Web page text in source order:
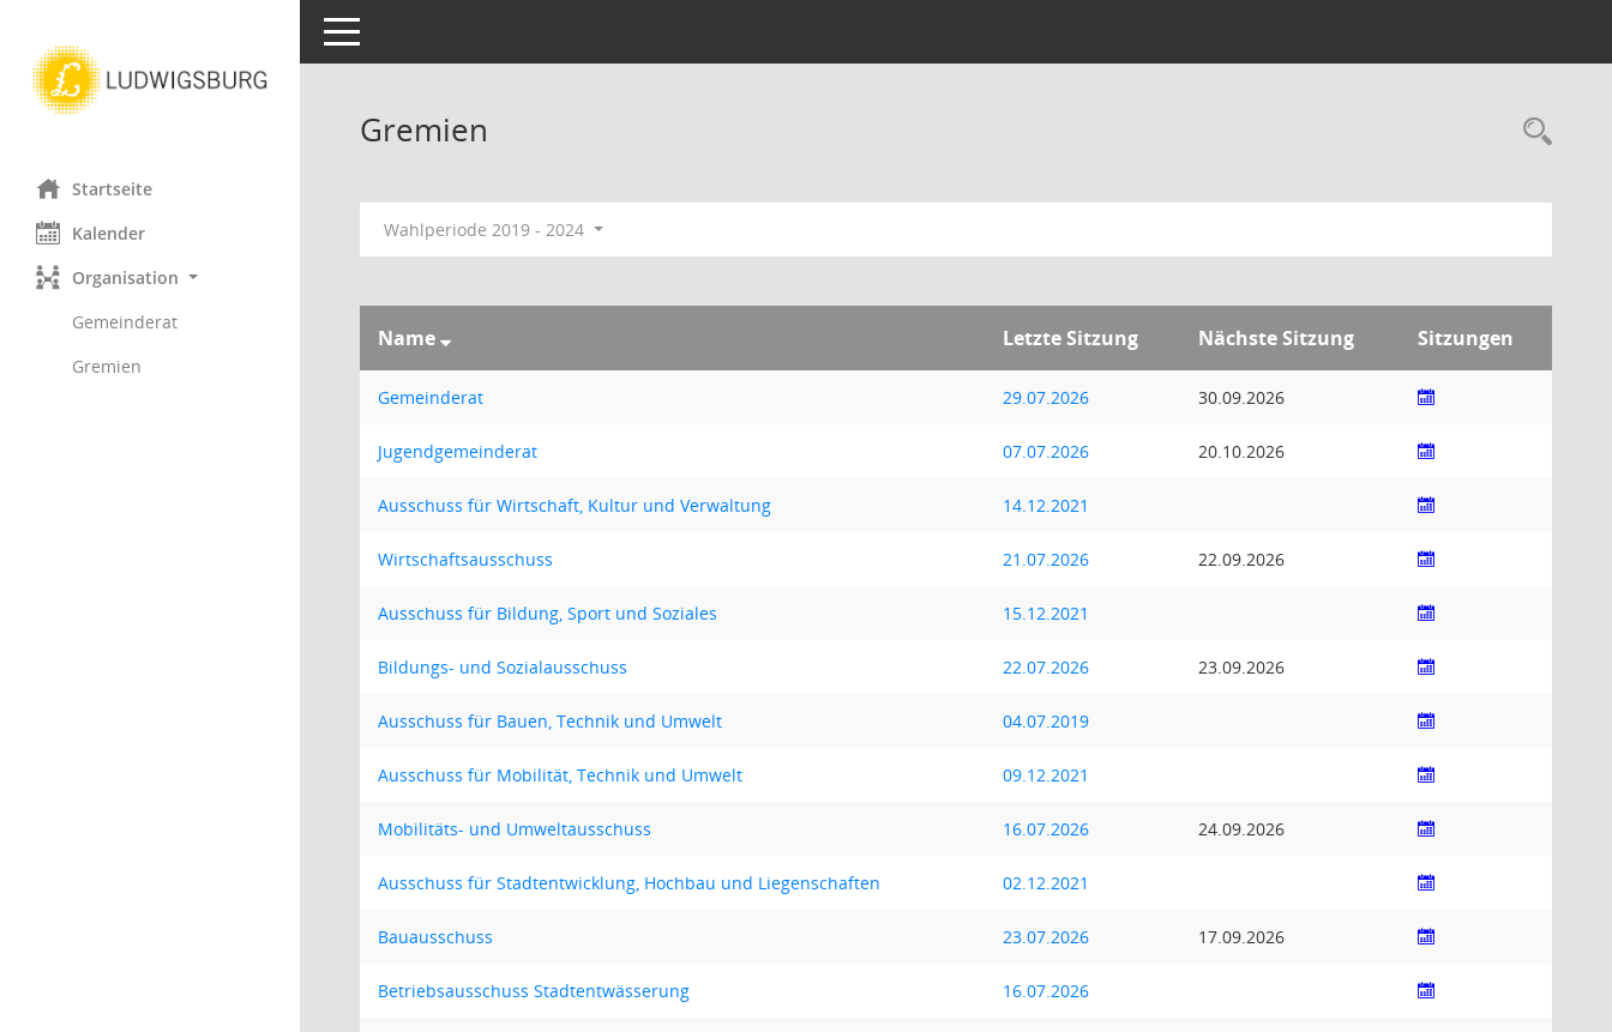
Startseite
Kalender
Organisation
Gemeinderat
Gremien
Toggle navigation
Gremien
Wahlperiode 2019 - 2024
Name Letzte Sitzung Nächste Sitzung Sitzungen
Gemeinderat 29.07.2026 30.09.2026
Jugendgemeinderat 07.07.2026 20.10.2026
Ausschuss für Wirtschaft, Kultur und Verwaltung 14.12.2021
Wirtschaftsausschuss 21.07.2026 22.09.2026
Ausschuss für Bildung, Sport und Soziales 15.12.2021
Bildungs- und Sozialausschuss 22.07.2026 23.09.2026
Ausschuss für Bauen, Technik und Umwelt 04.07.2019
Ausschuss für Mobilität, Technik und Umwelt 09.12.2021
Mobilitäts- und Umweltausschuss 16.07.2026 24.09.2026
Ausschuss für Stadtentwicklung, Hochbau und Liegenschaften 02.12.2021
Bauausschuss 23.07.2026 17.09.2026
Betriebsausschuss Stadtentwässerung 16.07.2026